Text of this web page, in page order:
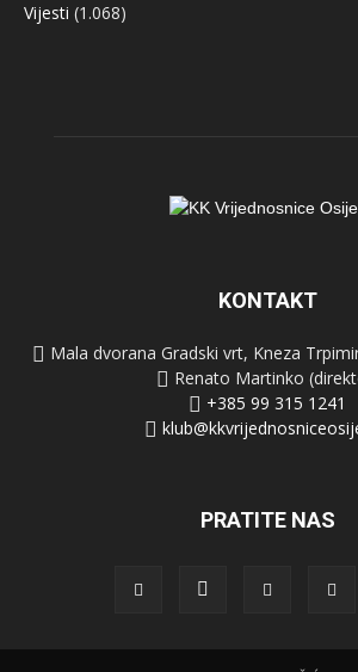
Vijesti (1.068)
KONTAKT
Mala dvorana Gradski vrt, Kneza
Renato Martinko
+385 99 315 1241
PRATITE NAS